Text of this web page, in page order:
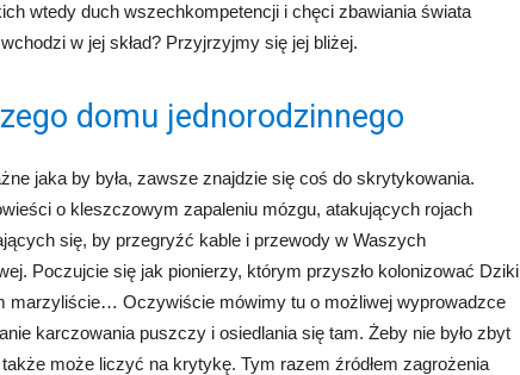
wtedy duch wszechkompetencji i chęci zbawiania świata
w jej skład? Przyjrzyjmy się jej bliżej.
domu jednorodzinnego
jaka by była, zawsze znajdzie się coś do skrytykowania.
o kleszczowym zapaleniu mózgu, atakujących rojach
się, by przegryźć kable i przewody w Waszych
Poczujcie się jak pionierzy, którym przyszło kolonizować Dziki
marzyliście… Oczywiście mówimy tu o możliwej wyprowadzce
karczowania puszczy i osiedlania się tam. Żeby nie było zbyt
może liczyć na krytykę. Tym razem źródłem zagrożenia